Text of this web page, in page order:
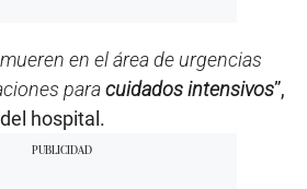
en el área de urgencias
paracuidados intensivos”,
hospital.